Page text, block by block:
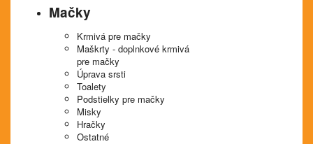
Mačky
Krmivá pre mačky
Maškrty - doplnkové krmivá
pre mačky
Úprava srsti
Toalety
Podstielky pre mačky
Misky
Hračky
Ostatné